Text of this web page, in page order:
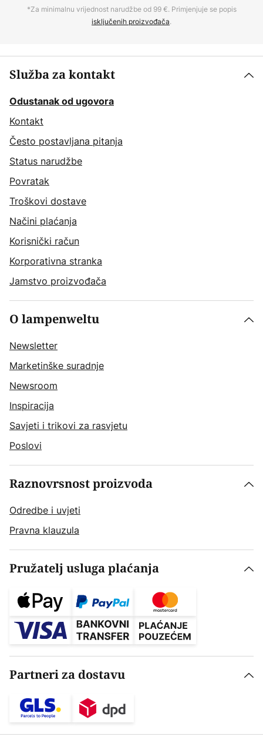
*Za minimalnu vrijednost narudžbe od 99 €. Primjenjuje se popis
isključenih proizvođača.
Služba za kontakt
Odustanak od ugovora
Kontakt
Često postavljana pitanja
Status narudžbe
Povratak
Troškovi dostave
Načini plaćanja
Korisnički račun
Korporativna stranka
Jamstvo proizvođača
O lampenweltu
Newsletter
Marketinške suradnje
Newsroom
Inspiracija
Savjeti i trikovi za rasvjetu
Poslovi
Raznovrsnost proizvoda
Odredbe i uvjeti
Pravna klauzula
Pružatelj usluga plaćanja
Partneri za dostavu